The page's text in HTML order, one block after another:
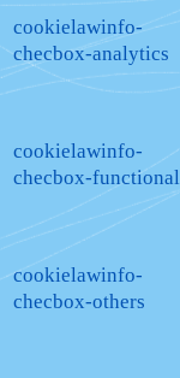
cookielawinfo-
checbox-analytics
cookielawinfo-
checbox-functional
cookielawinfo-
checbox-others